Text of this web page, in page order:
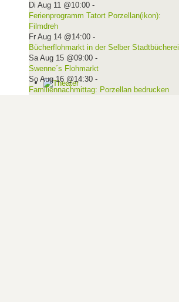
Di Aug 11 @10:00-
Ferienprogramm Tatort Porzellan(ikon):
Filmdreh
Fr Aug 14 @14:00-
Bücherflohmarkt in der Selber Stadtbücherei
Sa Aug 15 @09:00-
Swenne´s Flohmarkt
So Aug 16 @14:30-
Familiennachmittag: Porzellan bedrucken